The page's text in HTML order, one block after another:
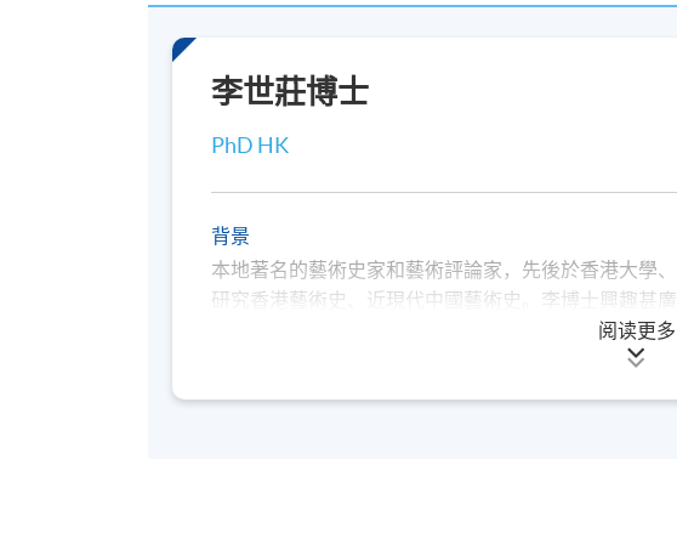
李世莊博士
PhD HK
背景
本地著名的藝術史家和藝術評論家，先後於香港大學
研究香港藝術史、近現代中國藝術史。李博士興趣甚
車文化。他是香港藝術歷史研究會之副會長及創辦人
年代》、《戰後至六十年代之香港呠呠車文化》等。
阅读更多